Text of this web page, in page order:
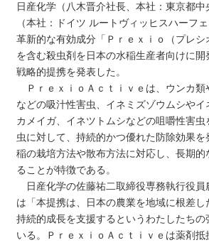
日産化学（八木晋介社長、本社：東京都中
（本社：ドイツ ルートヴィッヒスハーフ
革新的な有効成分「Ｐｒｅｘｉｏ（プレシ
を含む殺虫剤を日本の水稲生産者向けに開
戦略的提携を発表した。
ＰｒｅｘｉｏＡｃｔｉｖｅは、ウンカ類
などの吸汁性害虫、イネミズゾウムシやイ
カメイガ、イネツトムシなどの咀嚼性害
虫に対して、持続的かつ優れた防除効果
稲の栽培方法や散布方法に対応し、長期的
ることが特徴である。
日産化学の佐藤祐二取締役専務執行役員
は「本提携は、日本の農業を地域に根差
持続的成長を支援するというわたしたちの
いる。ＰｒｅｘｉｏＡｃｔｉｖｅは薬剤